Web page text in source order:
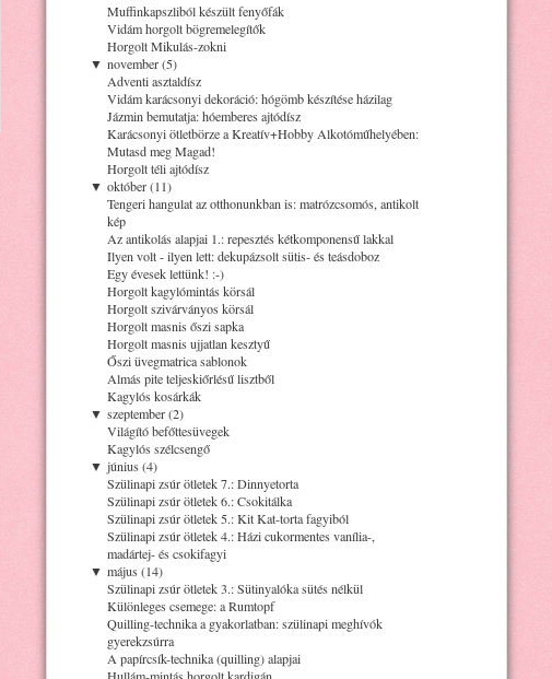
Muffinkapszliból készült fenyőfák
Vidám horgolt bögremelegítők
Horgolt Mikulás-zokni
▼ november (5)
Adventi asztaldísz
Vidám karácsonyi dekoráció: hógömb készítése házilag
Jázmin bemutatja: hóemberes ajtódísz
Karácsonyi ötletbörze a Kreatív+Hobby Alkotóműhelyében:
Mutasd meg Magad!
Horgolt téli ajtódísz
▼ október (11)
Tengeri hangulat az otthonunkban is: matrózcsomós, antikolt
kép
Az antikolás alapjai 1.: repesztés kétkomponensű lakkal
Ilyen volt - ilyen lett: dekupázsolt sütis- és teásdoboz
Egy évesek lettünk! :-)
Horgolt kagylómintás körsál
Horgolt szivárványos körsál
Horgolt masnis őszi sapka
Horgolt masnis ujjatlan kesztyű
Őszi üvegmatrica sablonok
Almás pite teljeskiőrlésű lisztből
Kagylós kosárkák
▼ szeptember (2)
Világító befőttesüvegek
Kagylós szélcsengő
▼ június (4)
Szülinapi zsúr ötletek 7.: Dinnyetorta
Szülinapi zsúr ötletek 6.: Csokitálka
Szülinapi zsúr ötletek 5.: Kit Kat-torta fagyiból
Szülinapi zsúr ötletek 4.: Házi cukormentes vanília-,
madártej- és csokifagyi
▼ május (14)
Szülinapi zsúr ötletek 3.: Sütinyalóka sütés nélkül
Különleges csemege: a Rumtopf
Quilling-technika a gyakorlatban: szülinapi meghívók
gyerekzsúrra
A papírcsík-technika (quilling) alapjai